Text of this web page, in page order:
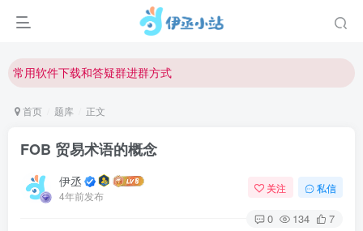
欢迎反馈网站中存在的问题和建议！
常用软件下载和答疑群进群方式
欢迎访问伊丞小站！
首页 题库 正文
FOB 贸易术语的概念
伊丞
4年前发布
关注 私信
0 134 7